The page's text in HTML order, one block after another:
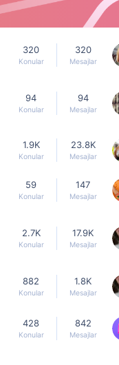
320
Konular
320
Mesajlar
94
Konular
94
Mesajlar
1.9K
Konular
23.8K
Mesajlar
59
Konular
147
Mesajlar
2.7K
Konular
17.9K
Mesajlar
882
Konular
1.8K
Mesajlar
428
Konular
842
Mesajlar